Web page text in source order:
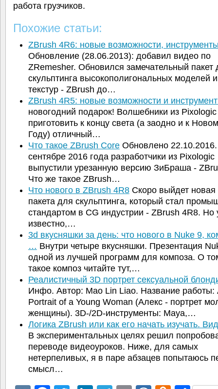
работа грузчиков.
Похожие статьи:
ZBrush 4R6: новые возможности,
Обновление (28.06.2013): добавил видео по
ZRemesher. Обновился замечательный пакет
скульптинга высокополигональных моделей
текстур - ZBrush до…
ZBrush 4R5: новые возможности и
новогодний подарок! Волшебники из
приготовить к концу света (а заодно и к
Году) отличный…
Что такое ZBrush CoreОбновлено
сентябре 2016 года разработчики из Pixologic
выпустили урезанную версию ЗиБраша -
Что же такое ZBrush…
Что нового в ZBrush 4R8Скоро выйдет новая
пакета для скульптинга, который стал
стандартом в CG индустрии - ZBrush 4R8. Но
известно,…
3d вкусняшки за день: что нового в Nuke 9,
… Внутри четыре вкусняшки. Презентация
одной из лучшей программ для композа. О
такое композ читайте тут,…
Реалистичный 3D портрет сексуальной
Инфо. Автор: Mao Lin Liao. Название работы:
Portrait of a Young Woman (Алекс - портрет
женщины). 3D-/2D-инструменты: Maya,…
Логика ZBrush или как его начать изучать.
В экспериментальных целях решил
переводе видеоуроков. Ниже, для самых
нетерпеливых, я в паре абзацев попытаюсь
смысл…